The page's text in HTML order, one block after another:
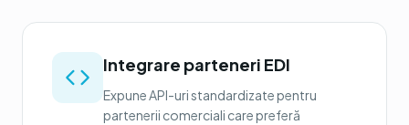
Integrare parteneri EDI
Expune API-uri standardizate pentru
partenerii comerciali care preferă